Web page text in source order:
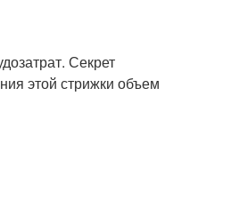
Секрет
этой стрижки объем